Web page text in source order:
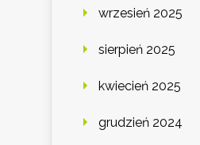
wrzesień 2025
sierpień 2025
kwiecień 2025
grudzień 2024